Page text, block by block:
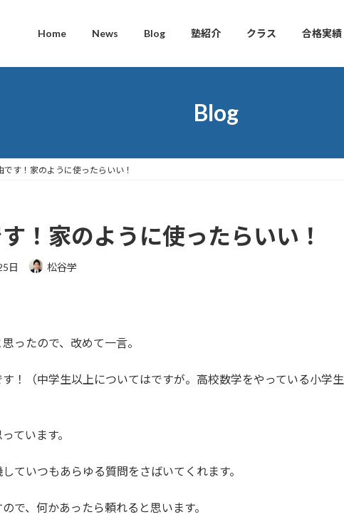
Home News Blog 塾紹介 クラス 合格実績
Blog
です！家のように使ったらいい！
！家のように使ったらいい！
日 松谷学
ったので、改めて一言。
！（中学生以上についてはですが。高校数学をやっている小学生
ています。
ていつもあらゆる質問をさばいてくれます。
で、何かあったら頼れると思います。